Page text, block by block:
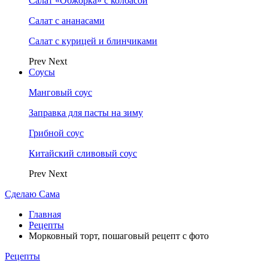
Салат с ананасами
Салат с курицей и блинчиками
Prev Next
Соусы
Манговый соус
Заправка для пасты на зиму
Грибной соус
Китайский сливовый соус
Prev Next
Сделаю Сама
Главная
Рецепты
Морковный торт, пошаговый рецепт с фото
Рецепты